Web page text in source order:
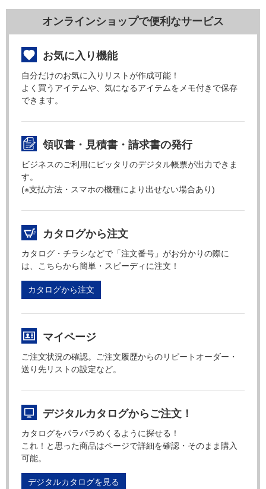
オンラインショップで便利なサービス
お気に入り機能
自分だけのお気に入りリストが作成可能！
よく買うアイテムや、気になるアイテムをメモ付きで保存
できます。
領収書・見積書・請求書の発行
ビジネスのご利用にピッタリのデジタル帳票が出力できま
す。
(※支払方法・スマホの機種により出せない場合あり)
カタログから注文
カタログ・チラシなどで「注文番号」がお分かりの際に
は、こちらから簡単・スピーディに注文！
カタログから注文
マイページ
ご注文状況の確認。ご注文履歴からのリピートオーダー・
送り先リストの設定など。
デジタルカタログからご注文！
カタログをパラパラめくるように探せる！
これ！と思った商品はページで詳細を確認・そのまま購入
可能。
デジタルカタログを見る